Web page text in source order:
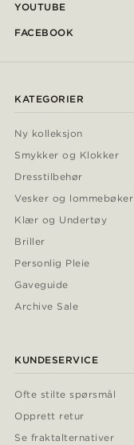
YOUTUBE
FACEBOOK
KATEGORIER
Ny kolleksjon
Smykker og Klokker
Dresstilbehør
Vesker og lommebøker
Klær og Undertøy
Briller
Personlig Pleie
Gaveguide
Archive Sale
KUNDESERVICE
Ofte stilte spørsmål
Opprett retur
Se fraktalternativer